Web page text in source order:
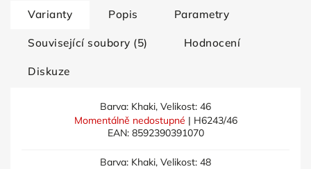
Varianty Popis Parametry
Související soubory (5) Hodnocení
Diskuze
Barva: Khaki, Velikost: 46
Momentálně nedostupné | H6243/46
EAN: 8592390391070
Barva: Khaki, Velikost: 48